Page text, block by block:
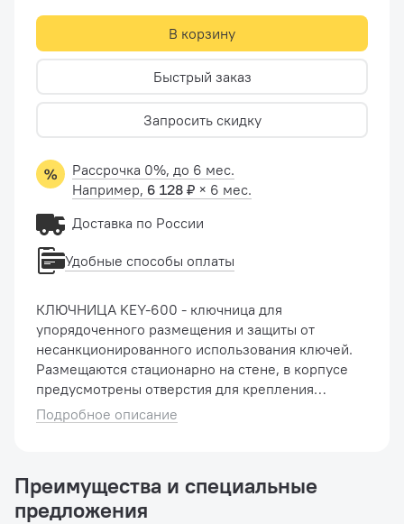
КЛЮЧНИЦА KEY-600 - ключница для
упорядоченного размещения и защиты от
несанкционированного использования ключей.
Размещаются стационарно на стене, в корпусе
предусмотрены отверстия для крепления
Изготовлены из стали 0,9 мм Оснащены
металлическими крючками для наве...
Подробное описание
В корзину
Быстрый заказ
Запросить скидку
Рассрочка 0%, до 6 мес.
Например, 6 128 ₽ × 6 мес.
Доставка по России
Удобные способы оплаты
Преимущества и специальные
предложения